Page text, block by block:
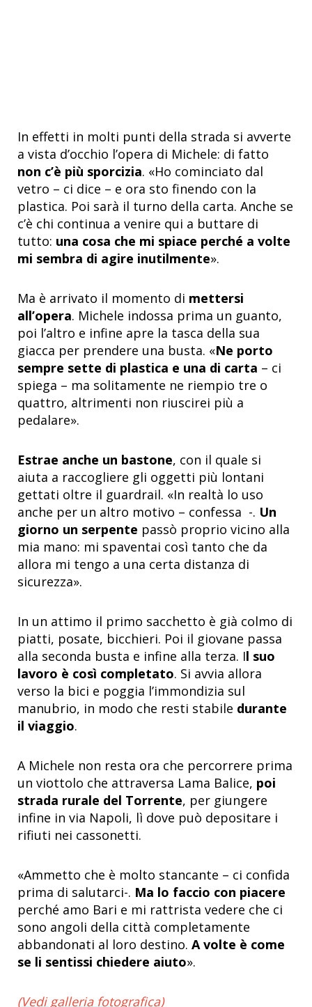
In effetti in molti punti della strada si avverte
a vista d’occhio l’opera di Michele: di fatto
non c’è più sporcizia. «Ho cominciato dal
vetro – ci dice – e ora sto finendo con la
plastica. Poi sarà il turno della carta. Anche se
c’è chi continua a venire qui a buttare di
tutto: una cosa che mi spiace perché a volte
mi sembra di agire inutilmente».
Ma è arrivato il momento di mettersi
all’opera. Michele indossa prima un guanto,
poi l’altro e infine apre la tasca della sua
giacca per prendere una busta. «Ne porto
sempre sette di plastica e una di carta – ci
spiega – ma solitamente ne riempio tre o
quattro, altrimenti non riuscirei più a
pedalare».
Estrae anche un bastone, con il quale si
aiuta a raccogliere gli oggetti più lontani
gettati oltre il guardrail. «In realtà lo uso
anche per un altro motivo – confessa -. Un
giorno un serpente passò proprio vicino alla
mia mano: mi spaventai così tanto che da
allora mi tengo a una certa distanza di
sicurezza».
In un attimo il primo sacchetto è già colmo di
piatti, posate, bicchieri. Poi il giovane passa
alla seconda busta e infine alla terza. Il suo
lavoro è così completato. Si avvia allora
verso la bici e poggia l’immondizia sul
manubrio, in modo che resti stabile durante
il viaggio.
A Michele non resta ora che percorrere prima
un viottolo che attraversa Lama Balice, poi
strada rurale del Torrente, per giungere
infine in via Napoli, lì dove può depositare i
rifiuti nei cassonetti.
«Ammetto che è molto stancante – ci confida
prima di salutarci-. Ma lo faccio con piacere
perché amo Bari e mi rattrista vedere che ci
sono angoli della città completamente
abbandonati al loro destino. A volte è come
se li sentissi chiedere aiuto».
(Vedi galleria fotografica)